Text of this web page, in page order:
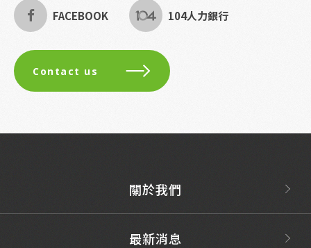
FACEBOOK 104人力銀行
Contact us
關於我們
最新消息